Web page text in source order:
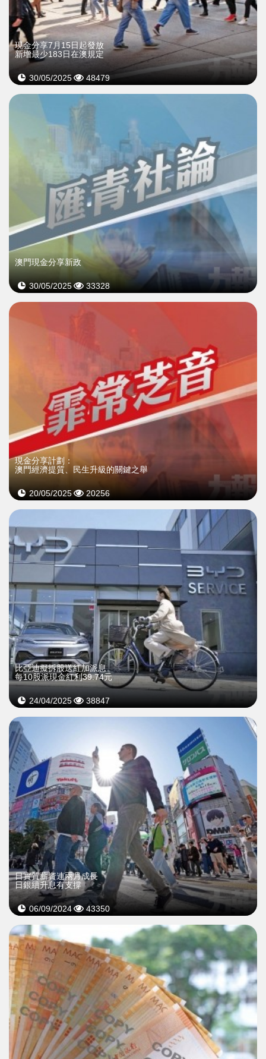
現金分享7月15日起發放
新增最少183日在澳規定
30/05/2025 48479
澳門現金分享新政
30/05/2025 33328
現金分享計劃：
澳門經濟提質、民生升級的關鍵之舉
20/05/2025 20256
比亞迪擬拆股送紅加派息
每10股派現金紅利39.74元
24/04/2025 38847
日實質薪資連兩月成長
日銀續升息有支撐
06/09/2024 43350